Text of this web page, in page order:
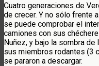
Cuatro generaciones de
de crecer. Y no sólo frente
se puede comprobar el
camiones con sus
Nuñez, y bajo la sombra de
sus miembros rodantes (3
se pararon a descargar.